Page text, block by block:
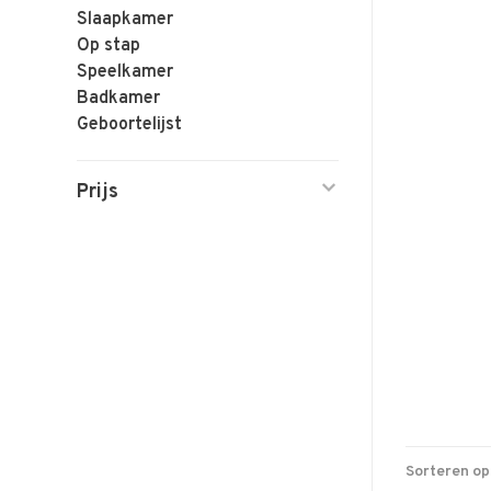
Slaapkamer
Op stap
Speelkamer
Badkamer
Geboortelijst
Prijs
Sorteren